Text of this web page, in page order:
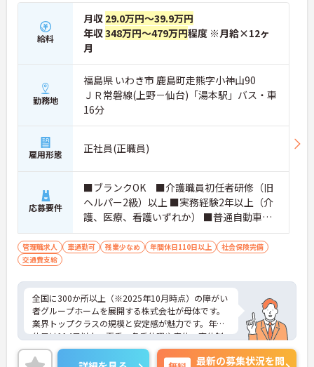
給料
月収 29.0万円～39.9万円
年収348万円～479万円程度 ※月給×12ヶ
月
勤務地
福島県 いわき市 鹿島町走熊字小神山90
ＪＲ常磐線(上野－仙台)「湯本駅」バス・車
16分
雇用形態 正社員(正職員)
応募要件
■ブランクOK ■介護職員初任者研修（旧
ヘルパー2級）以上 ■実務経験2年以上（介
護、医療、看護いずれか） ■普通自動車運
転免許(AT限定可) ※管理業務に就かれて
いた方歓迎
管理職求人 車通勤可 残業少なめ 年間休日110日以上
社会保険完備
交通費支給
全国に300か所以上（※2025年10月時点）の障がい
者グループホームを展開する株式会社が母体です。
業界トップクラスの規模と安定感が魅力です。年間
休日は114日以上、夏季・冬季休暇や産休・育休制
度もしっかり整っており、プライベートとの両立も
可能。これまでのご経験を活かし、新しいキャリア最新の募集状況を問